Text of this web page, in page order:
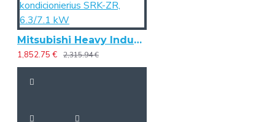
Mitsubishi Heavy Industries sieninis oro kondicionierius SRK-ZR, 6.3/7.1 kW
1,852.75 € 2,315.94 €